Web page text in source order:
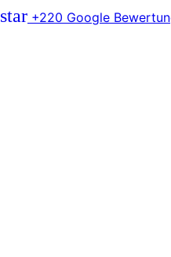
star +220 Google